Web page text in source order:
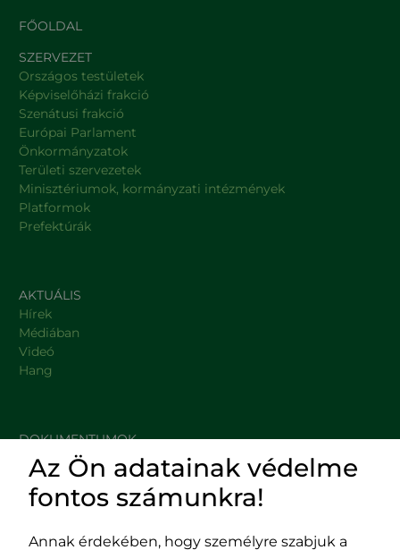
FŐOLDAL
SZERVEZET
Országos testületek
Képviselőházi frakció
Szenátusi frakció
Európai Parlament
Önkormányzatok
Területi szervezetek
Minisztériumok, kormányzati intézmények
Platformok
Prefektúrák
AKTUÁLIS
Hírek
Médiában
Videó
Hang
DOKUMENTUMOK
HASZNOS LINKEK
Az Ön adatainak védelme
fontos számunkra!
Annak érdekében, hogy személyre szabjuk a